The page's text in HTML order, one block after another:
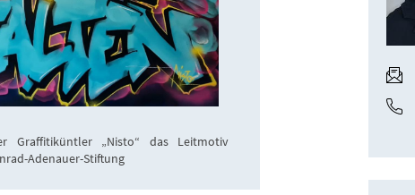
Graffitiküntler „Nisto“ das Leitmotiv
Adenauer-Stiftung